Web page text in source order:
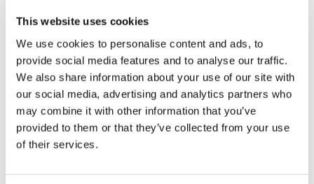
This website uses cookies
We use cookies to personalise content and ads, to
provide social media features and to analyse our traffic.
We also share information about your use of our site with
our social media, advertising and analytics partners who
may combine it with other information that you’ve
provided to them or that they’ve collected from your use
of their services.
KLEUR morganite
IN WINKELWAGEN
Bestellingen die op werkdagen vóór 12:00 uur
worden geplaatst, worden dezelfde dag verzonden